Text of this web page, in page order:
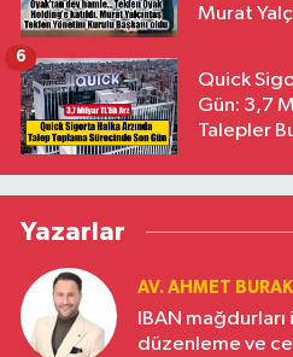
Murat
Quick
Gün: 3,7
Talepler
6
Yazarlar
AV. AHMET BURAK
IBAN
düzenleme ve